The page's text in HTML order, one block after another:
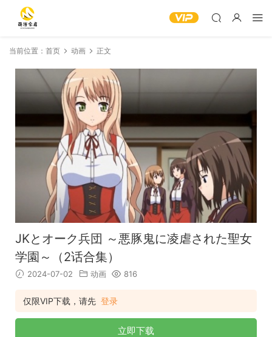
当前位置： 首页 动画 正文
JKとオーク兵団 ～悪豚鬼に凌虐された聖女
学園～（2话合集）
2024-07-02 动画 816
仅限VIP下载，请先 登录
立即下载